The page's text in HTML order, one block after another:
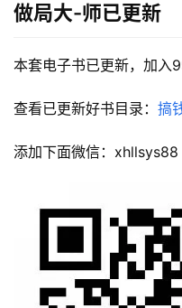
做局大-师已更新
本套电子书已更新，加入
查看已更新好书目录： 搞
添加下面微信：